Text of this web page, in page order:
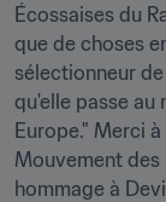
Écossaises du
que de choses
sélectionneur
qu'elle passe au
Europe." Merci à
Mouvement des
hommage à